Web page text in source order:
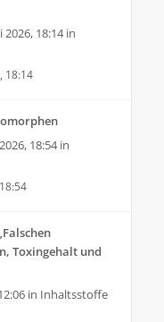
2026, 18:14in
18:14
18:54in
Toxingehalt und
in Inhaltsstoffe